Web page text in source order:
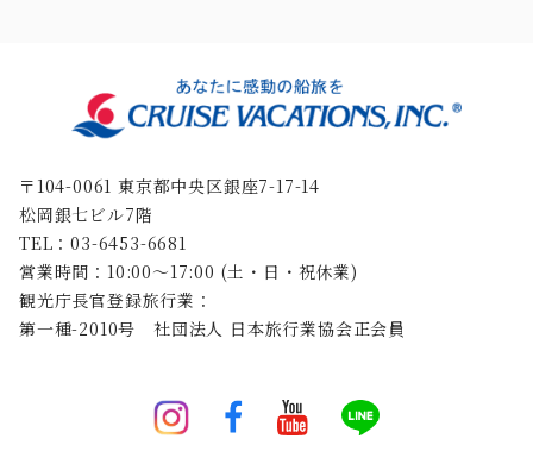
〒104-0061 東京都中央区銀座7-17-14
松岡銀七ビル7階
TEL：03-6453-6681
営業時間：10:00〜17:00 (土・日・祝休業)
観光庁長官登録旅行業：
第一種-2010号 社団法人 日本旅行業協会正会員